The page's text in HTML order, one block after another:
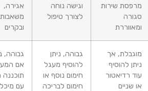
וגישה נוחה
לצורך טיפול
אגירה,
משאבות
אך
גבוהה, ניתן
להוסיף מעגל
חימום נוסף או
חימום לבריכה
גבוהה, במיוחד
אם המערכת
תוכננה מראש
עם מיכל